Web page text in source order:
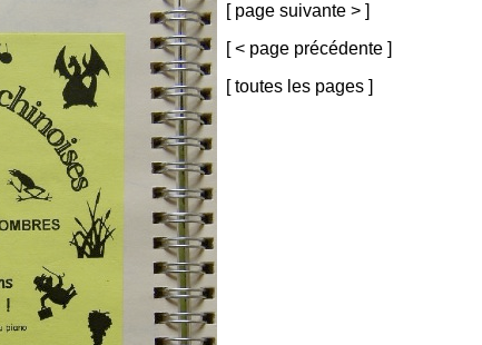
[ page suivante > ]
[< page précédente ]
[toutes les pages ]